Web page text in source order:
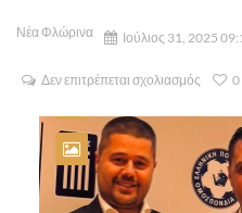
Νέα Φλώρινα Ιούλιος 31, 2025
Δεν επιτρέπεται σχολιασμός 0